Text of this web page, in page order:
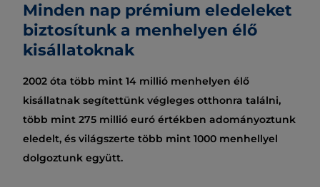
Minden nap prémium eledeleket
biztosítunk a menhelyen élő
kisállatoknak
2002 óta több mint 14 millió menhelyen élő
kisállatnak segítettünk végleges otthonra találni,
több mint 275 millió euró értékben adományoztunk
eledelt, és világszerte több mint 1000 menhellyel
dolgoztunk együtt.